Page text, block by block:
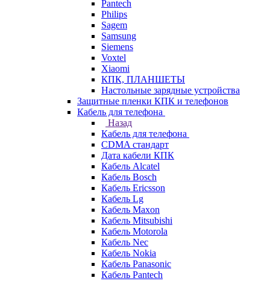
Pantech
Philips
Sagem
Samsung
Siemens
Voxtel
Xiaomi
КПК, ПЛАНШЕТЫ
Настольные зарядные устройства
Защитные пленки КПК и телефонов
Кабель для телефона
Назад
Кабель для телефона
CDMA стандарт
Дата кабели КПК
Кабель Alcatel
Кабель Bosch
Кабель Ericsson
Кабель Lg
Кабель Maxon
Кабель Mitsubishi
Кабель Motorola
Кабель Nec
Кабель Nokia
Кабель Panasonic
Кабель Pantech